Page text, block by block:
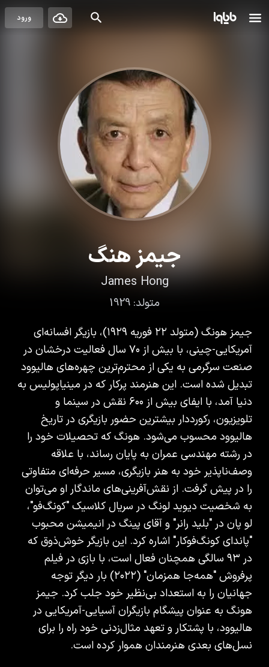
ورود
جیمز هنگ
James Hong
متولد: 1929
جیمز هونگ (متولد ۲۲ فوریه ۱۹۲۹)، بازیگر افسانه‌ای
آمریکایی-چینی، با بیش از ۷۰ سال فعالیت درخشان در
صنعت سرگرمی به یکی از محترم‌ترین چهره‌های هالیوود
تبدیل شده است. این هنرمند پرکار که در مینیاپولیس به
دنیا آمد، با ایفای بیش از ۶۰۰ نقش در سینما و
تلویزیون، رکورددار بیشترین حضور بازیگری در تاریخ
هالیوود محسوب می‌شود. هونگ که تحصیلات خود را
در رشته مهندسی عمران به پایان رساند، با علاقه
وصف‌ناپذیر خود به هنر بازیگری، مسیر حرفه‌ای متفاوتی
را در پیش گرفت. از نقش‌آفرینی‌های ماندگار او می‌توان
به شخصیت دیوید لونگ در سریال کلاسیک "کونگ‌فو"،
لو پان در "بلید رانر" و آقای پینگ در انیمیشن محبوب
"پاندای کونگ‌فوکار" اشاره کرد. این بازیگر خوش‌ذوق که
در ۹۳ سالگی همچنان فعال است، با بازی در فیلم
پرفروش "همه‌جا همزمان" (۲۰۲۲) بار دیگر توجه
جهانیان را به استعداد بی‌نظیر خود جلب کرد. جیمز
هونگ به عنوان پیشگام بازیگران آسیایی-آمریکایی در
هالیوود، با پشتکار و تعهد مثال‌زدنی خود راه را برای
نسل‌های بعدی هنرمندان هموار کرده است.